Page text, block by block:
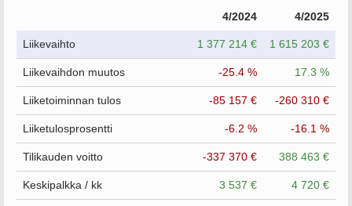
4/2024 4/2025
Liikevaihto 1 377 214 € 1 615 203 €
Liikevaihdon muutos -25.4 % 17.3 %
Liiketoiminnan tulos -85 157 € -260 310 €
Liiketulosprosentti -6.2 % -16.1 %
Tilikauden voitto -337 370 € 388 463 €
Keskipalkka / kk 3 537 € 4 720 €